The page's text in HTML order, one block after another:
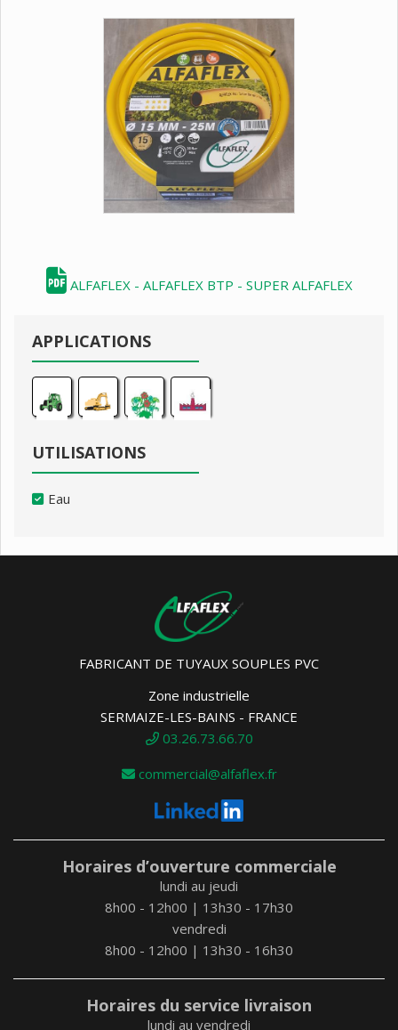
ALFAFLEX - ALFAFLEX BTP - SUPER ALFAFLEX
APPLICATIONS
UTILISATIONS
Eau
FABRICANT DE TUYAUX SOUPLES PVC
Zone industrielle
SERMAIZE-LES-BAINS - FRANCE
03.26.73.66.70
commercial@alfaflex.fr
Horaires d’ouverture commerciale
lundi au jeudi
8h00 - 12h00 | 13h30 - 17h30
vendredi
8h00 - 12h00 | 13h30 - 16h30
Horaires du service livraison
lundi au vendredi